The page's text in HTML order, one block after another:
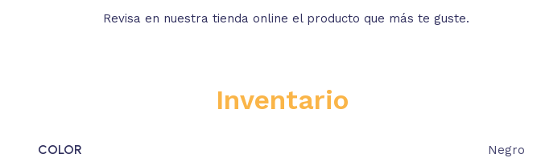
Revisa en nuestra tienda online el producto que más te guste.
Inventario
COLOR Negro